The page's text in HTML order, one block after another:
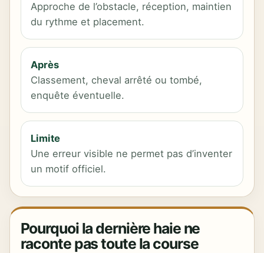
Approche de l’obstacle, réception, maintien
du rythme et placement.
Après
Classement, cheval arrêté ou tombé,
enquête éventuelle.
Limite
Une erreur visible ne permet pas d’inventer
un motif officiel.
Pourquoi la dernière haie ne
raconte pas toute la course